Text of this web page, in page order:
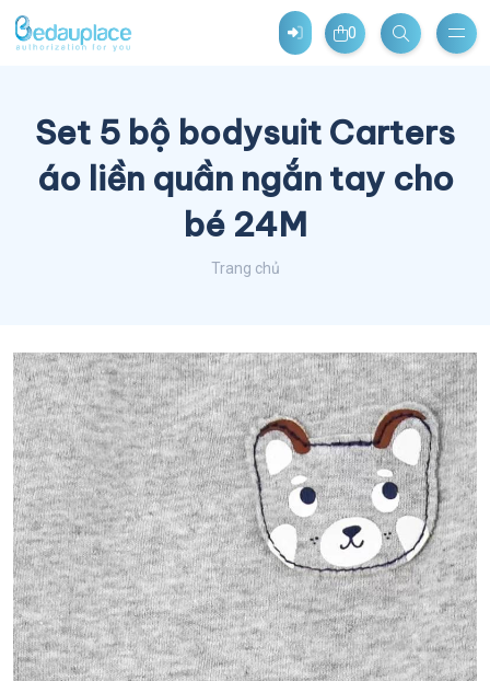
0
Set 5 bộ bodysuit Carters
áo liền quần ngắn tay cho
bé 24M
Trang chủ